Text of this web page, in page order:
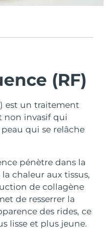
(RF)
est un traitement
non invasif qui
qui se relâche
pénètre dans la
chaleur aux tissus,
de collagène
de resserrer la
des rides, ce
lisse et plus jeune.